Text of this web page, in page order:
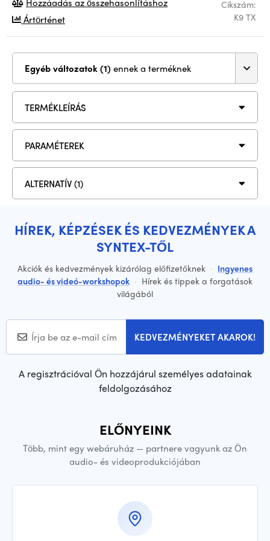
Cikszám:
K9 TX
Ártörténet
Egyéb változatok (1) ennek a terméknek
TERMÉKLEÍRÁS
PARAMÉTEREK
ALTERNATÍV (1)
HÍREK, KÉPZÉSEK ÉS KEDVEZMÉNYEK A
SYNTEX-TŐL
Akciók és kedvezmények kizárólag előfizetőknek · Ingyenes
audio- és videó-workshopok · Hírek és tippek a forgatások
világából
KEDVEZMÉNYEKET AKAROK!
A regisztrációval Ön hozzájárul személyes adatainak
feldolgozásához
ELŐNYEINK
Több, mint egy webáruház — partnere vagyunk az Ön
audio- és videoprodukciójában